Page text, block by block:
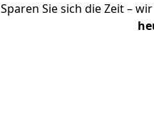
Sparen Sie sich die Zeit –